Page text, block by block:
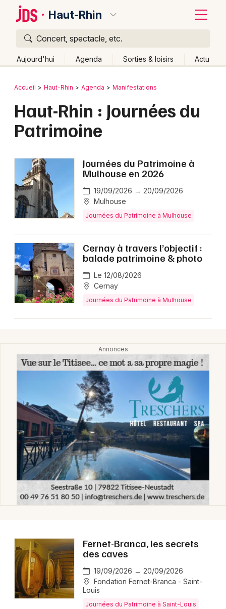
Haut-Rhin
Concert, spectacle, etc.
Aujourd'hui Agenda Sorties & loisirs Actu
Publier un événement
Activité & Expérience
Manifestations
Spectacles
Concerts
Sports
Soirées
Expos
Sorties & loisirs
Journées du Patrimoine en Alsace
Journées du Patrimoine dans le Grand Est
Jeux concours
Artistes en tournée
Actus dans le Haut-Rhin
Magazine dans le Haut-Rhin
Bordeaux
Colmar
Lyon
Marseille
Mulhouse
Nantes
Nice
Paris
Toutes les villes
Retour
Accueil Haut-Rhin Agenda Manifestations
Haut-Rhin : Journées du
Patrimoine
Journées du Patrimoine à
Mulhouse en 2026
19/09/2026 → 20/09/2026
Mulhouse
Journées du Patrimoine à Mulhouse
Cernay à travers l’objectif :
balade patrimoine & photo
Le 12/08/2026
Cernay
Journées du Patrimoine à Mulhouse
Fernet-Branca, les secrets
des caves
19/09/2026 → 20/09/2026
Fondation Fernet-Branca - Saint-
Louis
Journées du Patrimoine à Saint-Louis
Quoi ?
Où ?
Changer de lieu
Quand ?